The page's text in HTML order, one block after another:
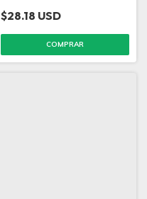
$28.18 USD
COMPRAR